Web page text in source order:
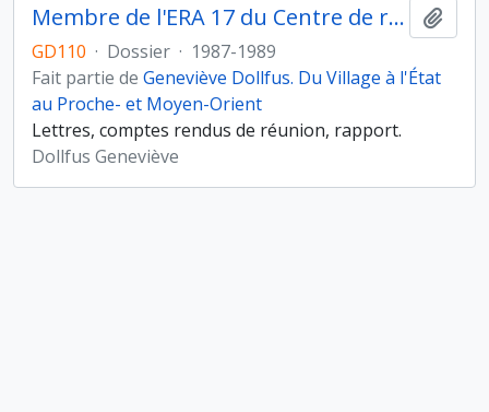
Membre de l'ERA 17 du Centre de recherches archéologiques (CNRS)
GD110 · Dossier · 1987-1989
Fait partie de Geneviève Dollfus. Du Village à l'État
au Proche- et Moyen-Orient
Lettres, comptes rendus de réunion, rapport.
Dollfus Geneviève